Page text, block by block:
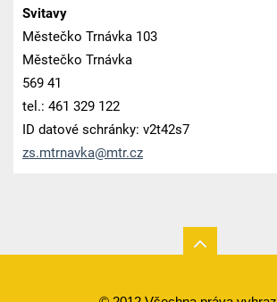
Svitavy
Městečko Trnávka 103
Městečko Trnávka
569 41
tel.: 461 329 122
ID datové schránky: v2t42s7
zs.mtrnavka@mtr.cz